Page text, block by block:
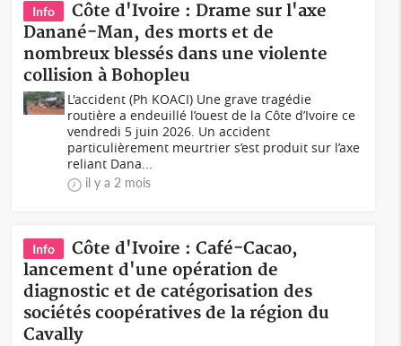
Info
Côte d'Ivoire : Drame sur l'axe
Danané-Man, des morts et de
nombreux blessés dans une violente
collision à Bohopleu
L'accident (Ph KOACI) Une grave tragédie
routière a endeuillé l’ouest de la Côte d’Ivoire ce
vendredi 5 juin 2026. Un accident
particulièrement meurtrier s’est produit sur l’axe
reliant Dana...
il y a 2 mois
Info
Côte d'Ivoire : Café-Cacao,
lancement d'une opération de
diagnostic et de catégorisation des
sociétés coopératives de la région du
Cavally